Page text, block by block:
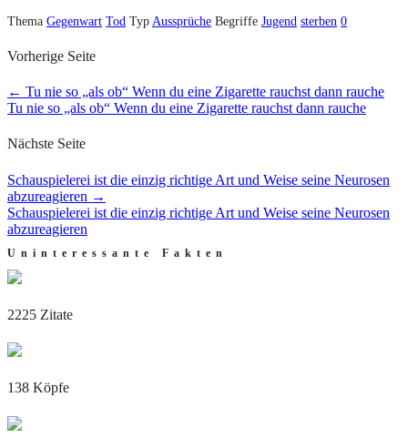
Thema Gegenwart Tod Typ Aussprüche Begriffe Jugend sterben 0
Vorherige Seite
← Tu nie so „als ob“ Wenn du eine Zigarette rauchst dann rauche
Tu nie so „als ob“ Wenn du eine Zigarette rauchst dann rauche
Nächste Seite
Schauspielerei ist die einzig richtige Art und Weise seine Neurosen
abzureagieren →
Schauspielerei ist die einzig richtige Art und Weise seine Neurosen
abzureagieren
Uninteressante Fakten
2225 Zitate
138 Köpfe